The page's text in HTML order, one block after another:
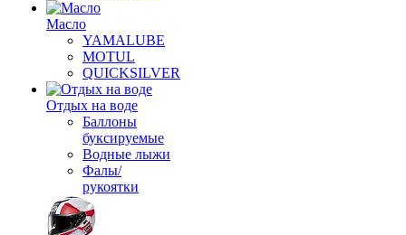
Масло
YAMALUBE
MOTUL
QUICKSILVER
Отдых на воде
Баллоны
буксируемые
Водные лыжи
Фалы/
рукоятки